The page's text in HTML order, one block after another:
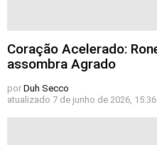
Coração Acelerado:
assombra Agrado
por Duh Secco
atualizado 7 de junho de 2026, 15:36